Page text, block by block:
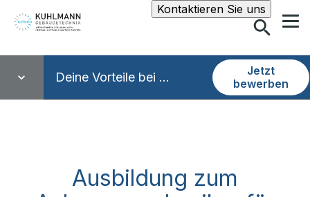
Kontaktieren Sie unsSuche
Deine Vorteile bei ...
Jetzt
bewerben
Ausbildung zum